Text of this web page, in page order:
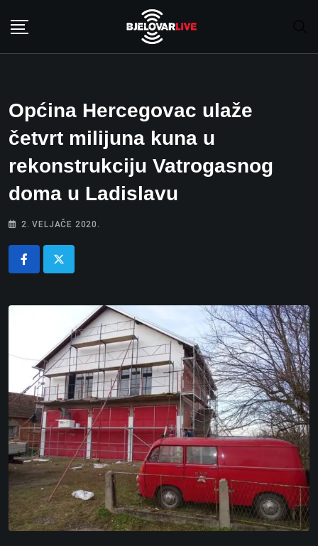
Općina Hercegovac ulaže
četvrt milijuna kuna u
rekonstrukciju Vatrogasnog
doma u Ladislavu
2. VELJAČE 2020.